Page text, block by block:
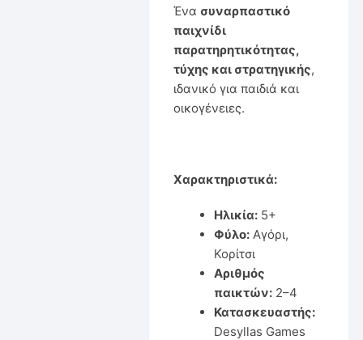
Ένα συναρπαστικό
παιχνίδι
παρατηρητικότητας,
τύχης και στρατηγικής,
ιδανικό για παιδιά και
οικογένειες.
Χαρακτηριστικά:
Ηλικία:5+
Φύλο:Αγόρι,
Κορίτσι
Αριθμός
παικτών:2–4
Κατασκευαστής:
Desyllas Games